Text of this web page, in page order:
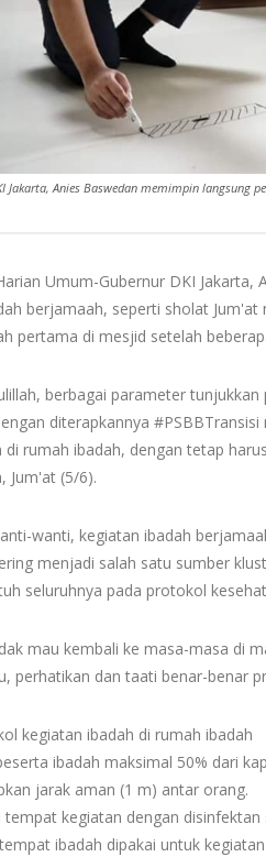
Jakarta, Anies Baswedan memimpin langsung
Umum-Gubernur DKI
berjamaah, seperti sholat
pertama di mesjid setelah
berbagai parameter
diterapkannya
di rumah ibadah, dengan tetap
Jum'at (5/6).
wanti, kegiatan ibadah
menjadi salah satu sumber
seluruhnya pada protokol
mau kembali ke masa-masa di
perhatikan dan taati benar-benar
kegiatan ibadah di rumah ibadah
ibadah maksimal 50% dari
jarak aman (1 m) antar orang.
tempat kegiatan dengan
ibadah dipakai untuk